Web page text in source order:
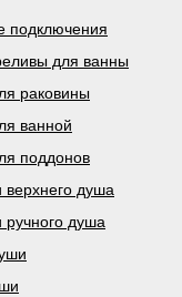
поддонов
верхнего душа
ручного душа
для ванны
ванной
подключения
раковины